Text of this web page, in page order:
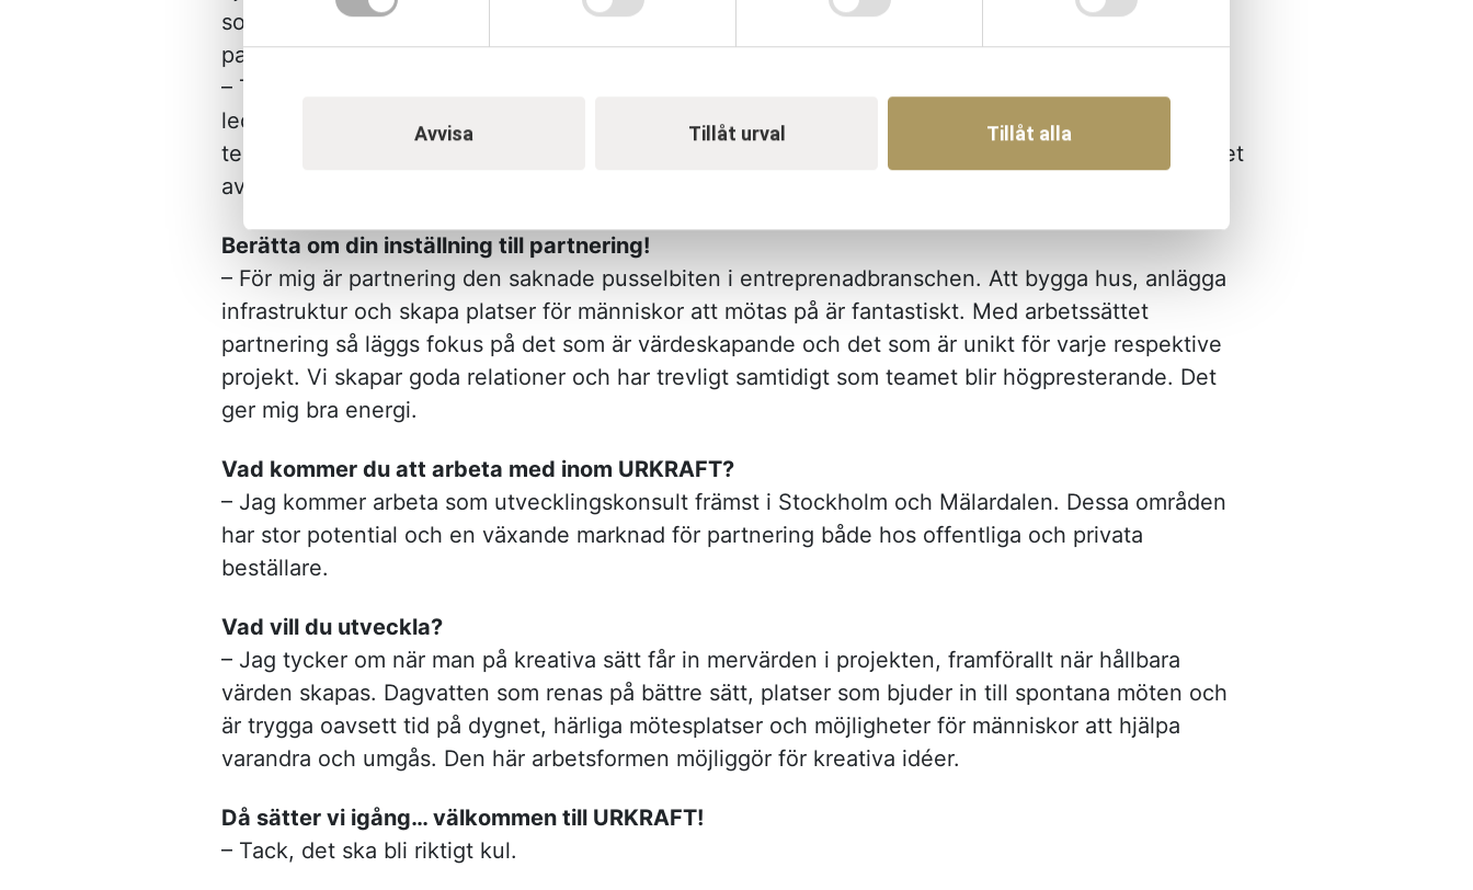
Avvisa Tillåt urval Tillåt alla
som utför själva arbetet har många kloka idéer, lösningar och är fulla med engagemang. Med
partnering som arbetssätt skapas möjligheter att synliggöra allas kompetenser på ett bättre sätt.
– Tidigare har jag också arbetat i Försvarsmakten, både inrikes och utrikes. Därifrån fick jag en fin
ledarskapsutbildning och utvecklade en ödmjukhet att problem sällan är så stora som man själv
tenderar att göra dem och att lösningar finns om man hjälper varandra och låter de med erfarenhet
av problemet delta, oavsett vilken roll man har.
Berätta om din inställning till partnering!
– För mig är partnering den saknade pusselbiten i entreprenadbranschen. Att bygga hus, anlägga
infrastruktur och skapa platser för människor att mötas på är fantastiskt. Med arbetssättet
partnering så läggs fokus på det som är värdeskapande och det som är unikt för varje respektive
projekt. Vi skapar goda relationer och har trevligt samtidigt som teamet blir högpresterande. Det
ger mig bra energi.
Vad kommer du att arbeta med inom URKRAFT?
– Jag kommer arbeta som utvecklingskonsult främst i Stockholm och Mälardalen. Dessa områden
har stor potential och en växande marknad för partnering både hos offentliga och privata
beställare.
Vad vill du utveckla?
– Jag tycker om när man på kreativa sätt får in mervärden i projekten, framförallt när hållbara
värden skapas. Dagvatten som renas på bättre sätt, platser som bjuder in till spontana möten och
är trygga oavsett tid på dygnet, härliga mötesplatser och möjligheter för människor att hjälpa
varandra och umgås. Den här arbetsformen möjliggör för kreativa idéer.
Då sätter vi igång… välkommen till URKRAFT!
– Tack, det ska bli riktigt kul.